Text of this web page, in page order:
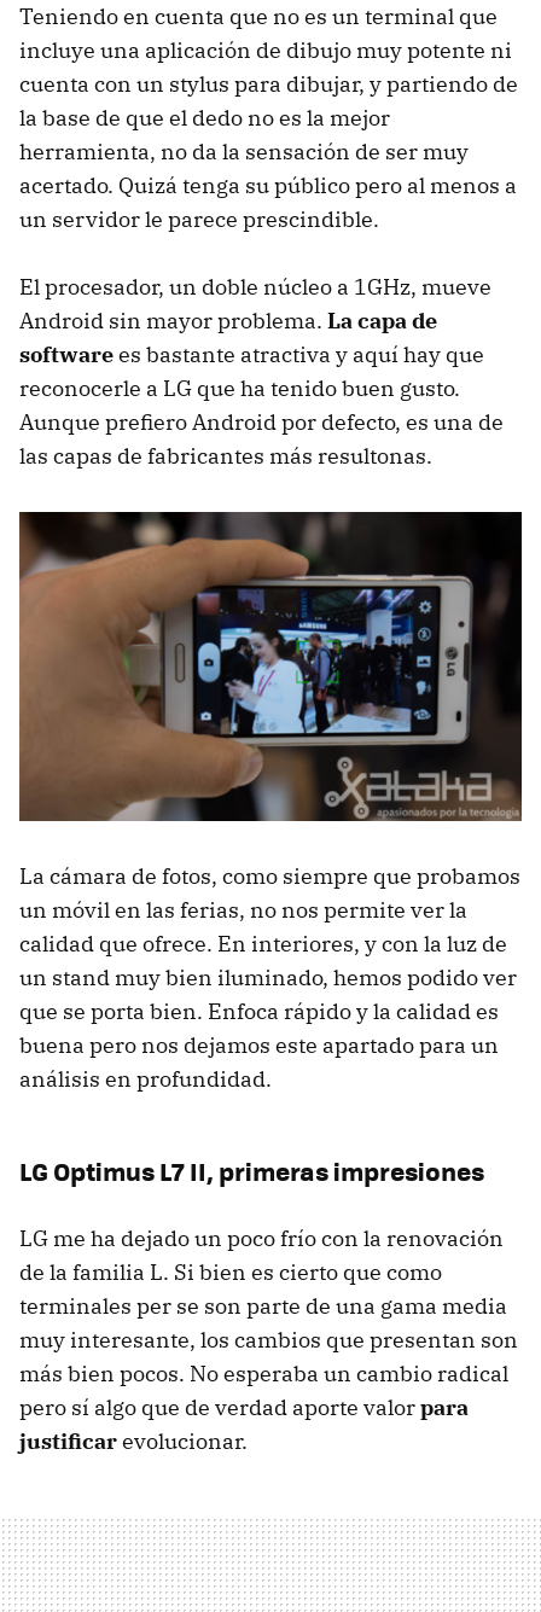
Teniendo en cuenta que no es un terminal que
incluye una aplicación de dibujo muy potente ni
cuenta con un stylus para dibujar, y partiendo de
la base de que el dedo no es la mejor
herramienta, no da la sensación de ser muy
acertado. Quizá tenga su público pero al menos a
un servidor le parece prescindible.
El procesador, un doble núcleo a 1GHz, mueve
Android sin mayor problema. La capa de
softwarees bastante atractiva y aquí hay que
reconocerle a LG que ha tenido buen gusto.
Aunque prefiero Android por defecto, es una de
las capas de fabricantes más resultonas.
La cámara de fotos, como siempre que probamos
un móvil en las ferias, no nos permite ver la
calidad que ofrece. En interiores, y con la luz de
un stand muy bien iluminado, hemos podido ver
que se porta bien. Enfoca rápido y la calidad es
buena pero nos dejamos este apartado para un
análisis en profundidad.
LG Optimus L7 II, primeras impresiones
LG me ha dejado un poco frío con la renovación
de la familia L. Si bien es cierto que como
terminales per se son parte de una gama media
muy interesante, los cambios que presentan son
más bien pocos. No esperaba un cambio radical
pero sí algo que de verdad aporte valorpara
justificarevolucionar.